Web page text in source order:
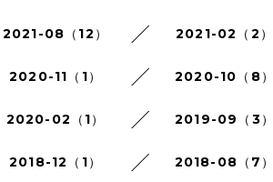
2021-08（12） 2021-02（2）
2020-11（1） 2020-10（8）
2020-02（1） 2019-09（3）
2018-12（1） 2018-08（7）